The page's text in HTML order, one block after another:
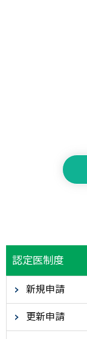
認定医制度
新規申請
更新申請